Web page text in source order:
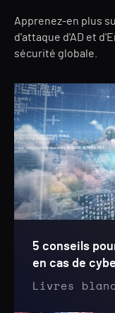
Apprenez-en plus
d'attaque d'AD et
sécurité globale.
5 conseils
en cas de
Livres